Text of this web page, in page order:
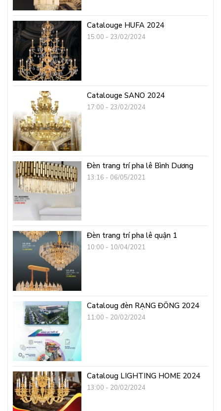
Catalouge HUFA 2024
15:00 - 23/02/2024
Catalouge SANO 2024
17:00 - 23/02/2024
Đèn trang trí pha lê Bình Dương
13:16 - 06/05/2021
Đèn trang trí pha lê quận 1
10:00 - 10/04/2021
Cataloug đèn RẠNG ĐÔNG 2024
11:00 - 20/02/2024
Cataloug LIGHTING HOME 2024
13:00 - 20/02/2024